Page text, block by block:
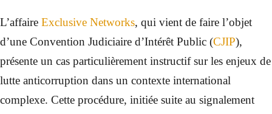
L’affaire Exclusive Networks, qui vient de faire l’objet
d’une Convention Judiciaire d’Intérêt Public (CJIP),
présente un cas particulièrement instructif sur les enjeux de
lutte anticorruption dans un contexte international
complexe. Cette procédure, initiée suite au signalement